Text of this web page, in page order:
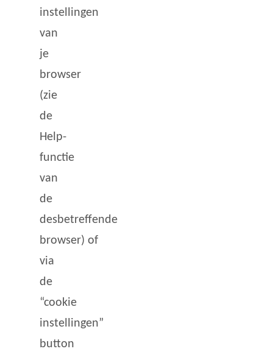
instellingen
van
je
browser
(zie
de
Help-
functie
van
de
desbetreffende
browser) of
via
de
“cookie
instellingen”
button